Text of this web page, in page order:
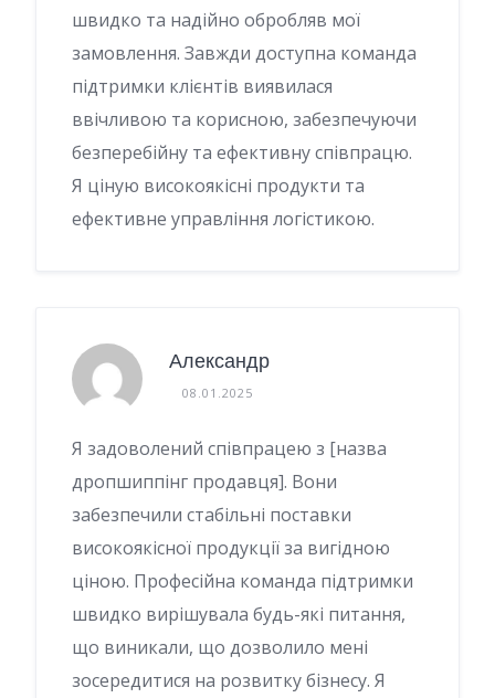
швидко та надійно обробляв мої
замовлення. Завжди доступна команда
підтримки клієнтів виявилася
ввічливою та корисною, забезпечуючи
безперебійну та ефективну співпрацю.
Я ціную високоякісні продукти та
ефективне управління логістикою.
Александр
08.01.2025
Я задоволений співпрацею з [назва
дропшиппінг продавця]. Вони
забезпечили стабільні поставки
високоякісної продукції за вигідною
ціною. Професійна команда підтримки
швидко вирішувала будь-які питання,
що виникали, що дозволило мені
зосередитися на розвитку бізнесу. Я